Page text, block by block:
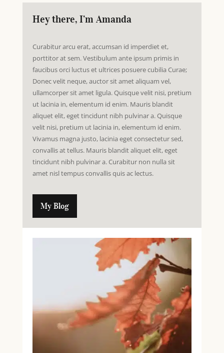
Hey there, I’m Amanda
Curabitur arcu erat, accumsan id imperdiet et,
porttitor at sem. Vestibulum ante ipsum primis in
faucibus orci luctus et ultrices posuere cubilia Curae;
Donec velit neque, auctor sit amet aliquam vel,
ullamcorper sit amet ligula. Quisque velit nisi, pretium
ut lacinia in, elementum id enim. Mauris blandit
aliquet elit, eget tincidunt nibh pulvinar a. Quisque
velit nisi, pretium ut lacinia in, elementum id enim.
Vivamus magna justo, lacinia eget consectetur sed,
convallis at tellus. Mauris blandit aliquet elit, eget
tincidunt nibh pulvinar a. Curabitur non nulla sit
amet nisl tempus convallis quis ac lectus.
My Blog